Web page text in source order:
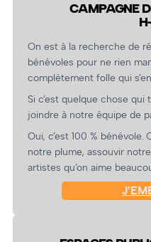
CAMPAGNE
On est à la recherche de
bénévoles pour ne rien
complètement folle qui
Si c’est quelque chose qui
joindre à notre équipe de
Oui, c’est 100 %
notre plume, assouvir
artistes qu’on aime